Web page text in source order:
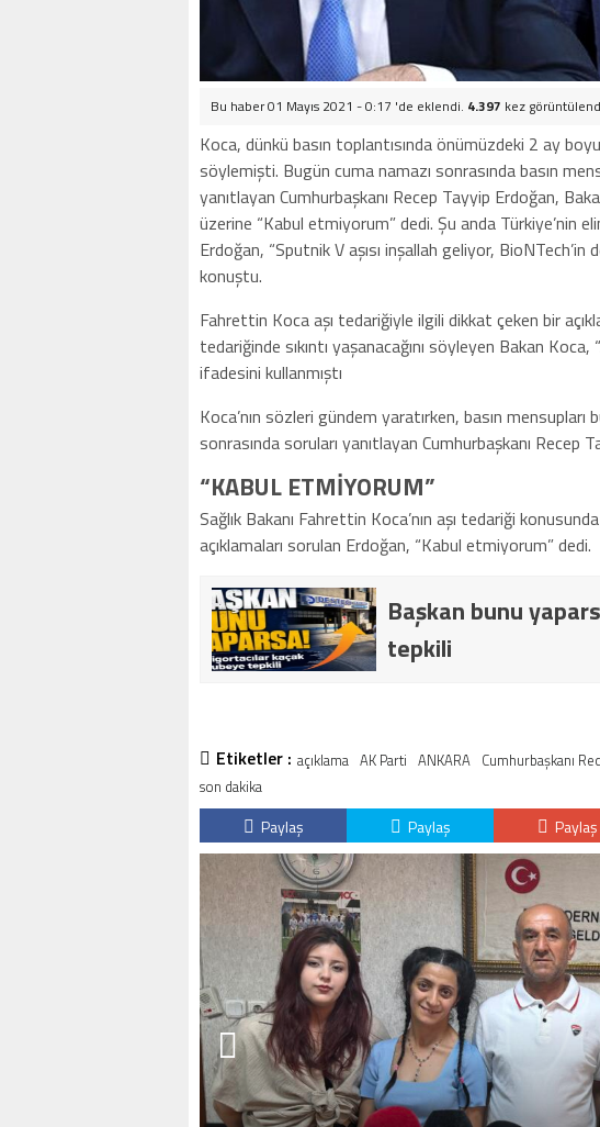
Bu haber 01 Mayıs 2021 - 0:17 'de eklendi. 4.397 kez
Koca, dünkü basın toplantısında önümüzdeki 2 ay
söylemişti. Bugün cuma namazı sonrasında basın
yanıtlayan Cumhurbaşkanı Recep Tayyip Erdoğan,
üzerine “Kabul etmiyorum” dedi. Şu anda Türkiye’nin
Erdoğan, “Sputnik V aşısı inşallah geliyor,
konuştu.
Fahrettin Koca aşı tedariğiyle ilgili dikkat çeken bir
tedariğinde sıkıntı yaşanacağını söyleyen Bakan
ifadesini kullanmıştı
Koca’nın sözleri gündem yaratırken, basın mensupları
sonrasında soruları yanıtlayan Cumhurbaşkanı Recep
“KABUL ETMİYORUM”
Sağlık Bakanı Fahrettin Koca’nın aşı tedariği
açıklamaları sorulan Erdoğan, “Kabul etmiyorum” dedi.
Başkan bunu
tepkili
Etiketler : açıklama AK Parti ANKARA Cumhurbaşkanı
son dakika
Paylaş Paylaş Paylaş